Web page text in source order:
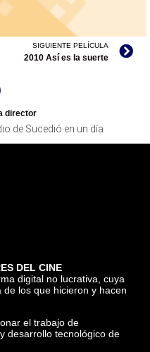
SIGUIENTE PELÍCULA
2010 Así es la suerte
director
de Sucedió en un día
DEL CINE
digital no lucrativa, cuya
los que hicieron y hacen
el trabajo de
desarrollo tecnológico de